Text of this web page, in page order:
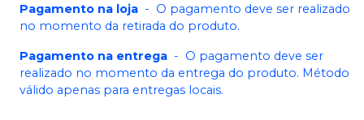
Pagamento na loja - O pagamento deve ser realizado
no momento da retirada do produto.
Pagamento na entrega - O pagamento deve ser
realizado no momento da entrega do produto. Método
válido apenas para entregas locais.